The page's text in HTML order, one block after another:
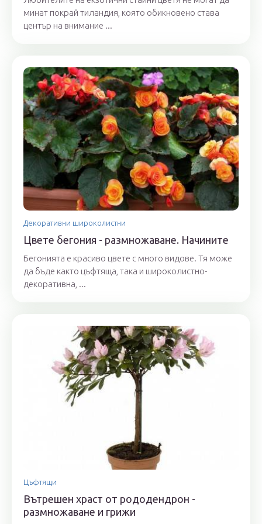
минат покрай тиландия, която обикновено става
център на внимание ...
Декоративни широколистни
Цвете бегония - размножаване. Начините
Бегонията е красиво цвете с много видове. Тя може
да бъде както цъфтяща, така и широколистно-
декоративна, ...
Цъфтящи
Вътрешен храст от рододендрон -
размножаване и грижи